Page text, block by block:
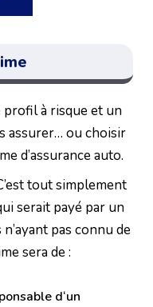
profil à risque et un
assurer… ou choisir
d’assurance auto.
tout simplement
serait payé par un
pas connu de
sera de :
d‘un